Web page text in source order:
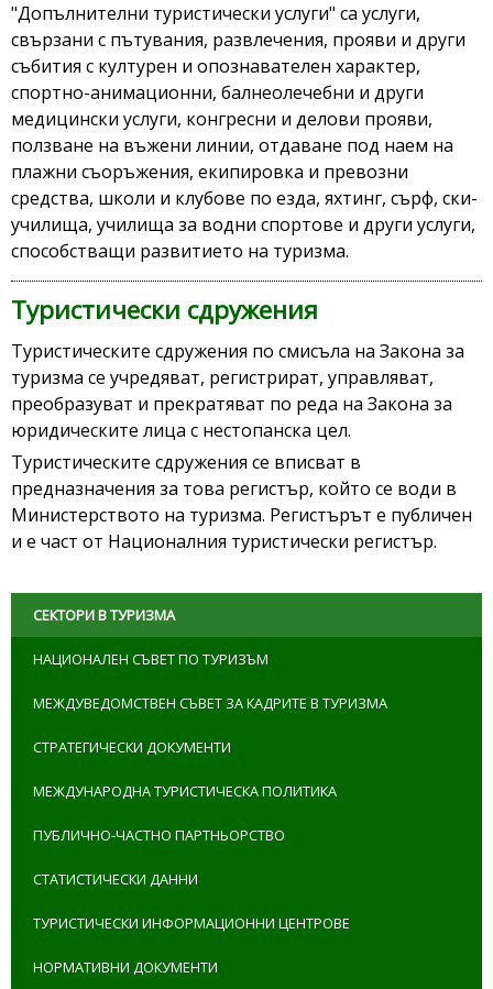
"Допълнителни туристически услуги" са услуги,
свързани с пътувания, развлечения, прояви и други
събития с културен и опознавателен характер,
спортно-анимационни, балнеолечебни и други
медицински услуги, конгресни и делови прояви,
ползване на въжени линии, отдаване под наем на
плажни съоръжения, екипировка и превозни
средства, школи и клубове по езда, яхтинг, сърф, ски-
училища, училища за водни спортове и други услуги,
способстващи развитието на туризма.
Туристически сдружения
Туристическите сдружения по смисъла на Закона за
туризма се учредяват, регистрират, управляват,
преобразуват и прекратяват по реда на Закона за
юридическите лица с нестопанска цел.
Туристическите сдружения се вписват в
предназначения за това регистър, който се води в
Министерството на туризма. Регистърът е публичен
и е част от Националния туристически регистър.
СЕКТОРИ В ТУРИЗМА
НАЦИОНАЛЕН СЪВЕТ ПО ТУРИЗЪМ
МЕЖДУВЕДОМСТВЕН СЪВЕТ ЗА КАДРИТЕ В ТУРИЗМА
СТРАТЕГИЧЕСКИ ДОКУМЕНТИ
МЕЖДУНАРОДНА ТУРИСТИЧЕСКА ПОЛИТИКА
ПУБЛИЧНО-ЧАСТНО ПАРТНЬОРСТВО
СТАТИСТИЧЕСКИ ДАННИ
ТУРИСТИЧЕСКИ ИНФОРМАЦИОННИ ЦЕНТРОВЕ
НОРМАТИВНИ ДОКУМЕНТИ